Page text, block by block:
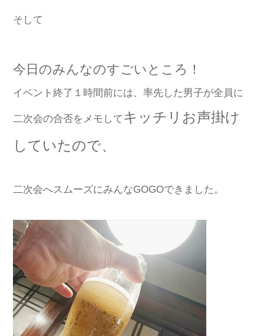
そして
今日のみんなのすごいところ！
イベント終了１時間前には、率先した男子が全員に
二次会の合否をメモして キッチリお声掛け
していたので、
二次会へスムーズにみんなGOGOできました。